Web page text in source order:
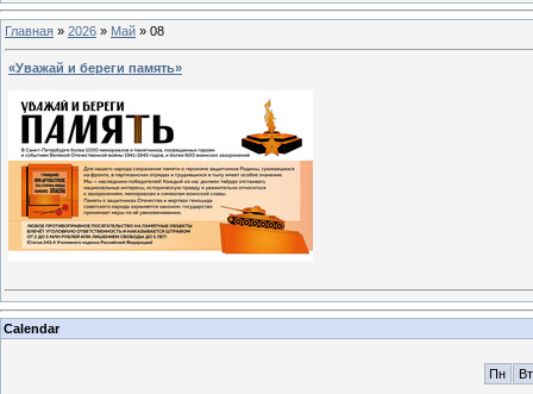
Главная » 2026 » Май » 08
«Уважай и береги память»
Calendar
Пн Вт